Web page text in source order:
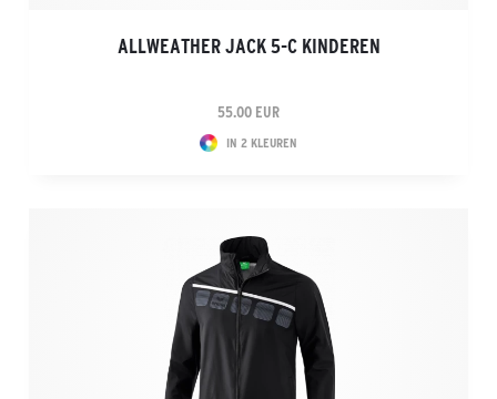
ALLWEATHER JACK 5-C KINDEREN
55.00 EUR
IN 2 KLEUREN